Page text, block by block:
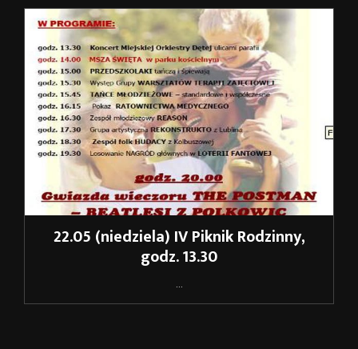
22.05 (niedziela) IV Piknik Rodzinny,
godz. 13.30